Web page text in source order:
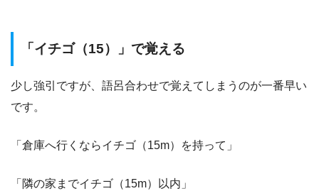
「イチゴ（15）」で覚える
少し強引ですが、語呂合わせで覚えてしまうのが一番早い
です。
「倉庫へ行くならイチゴ（15m）を持って」
「隣の家までイチゴ（15m）以内」